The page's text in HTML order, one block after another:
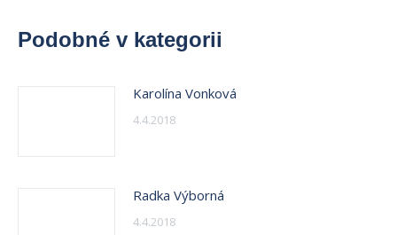
Podobné v kategorii
Karolína Vonková
4.4.2018
Radka Výborná
4.4.2018